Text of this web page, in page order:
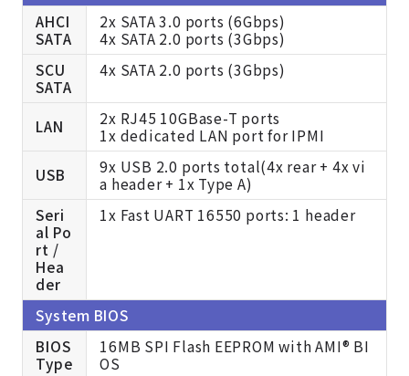
AHCI
SATA
2x SATA 3.0 ports (6Gbps)
4x SATA 2.0 ports (3Gbps)
SCU
SATA
4x SATA 2.0 ports (3Gbps)
LAN
2x RJ45 10GBase-T ports
1x dedicated LAN port for IPMI
USB
9x USB 2.0 ports total(4x rear + 4x vi
a header + 1x Type A)
Seri
al Po
rt /
Hea
der
1x Fast UART 16550 ports: 1 header
System BIOS
BIOS
Type
16MB SPI Flash EEPROM with AMI® BI
OS